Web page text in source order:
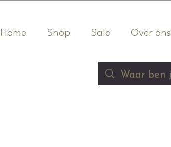
Home Shop Sale Over ons